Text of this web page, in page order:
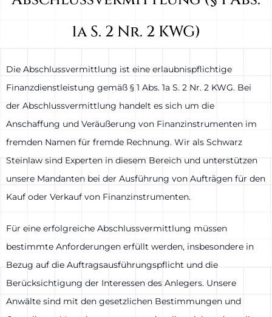
1a S. 2 Nr. 2 KWG)
Die Abschlussvermittlung ist eine erlaubnispflichtige
Finanzdienstleistung gemäß § 1 Abs. 1a S. 2 Nr. 2 KWG. Bei
der Abschlussvermittlung handelt es sich um die
Anschaffung und Veräußerung von Finanzinstrumenten im
fremden Namen für fremde Rechnung. Wir als Schwarz
Steinlaw sind Experten in diesem Bereich und unterstützen
unsere Mandanten bei der Ausführung von Aufträgen für den
Kauf oder Verkauf von Finanzinstrumenten.
Für eine erfolgreiche Abschlussvermittlung müssen
bestimmte Anforderungen erfüllt werden, insbesondere in
Bezug auf die Auftragsausführungspflicht und die
Berücksichtigung der Interessen des Anlegers. Unsere
Anwälte sind mit den gesetzlichen Bestimmungen und